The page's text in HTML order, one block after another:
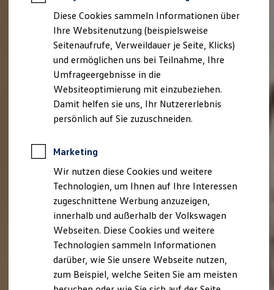
Behörden
Direktkunden
Sonderfahrzeuge
Anpfiff zum Gewinn
Elektromobilität
Elektroautos
ID. Tutorials
Elektrofahrzeugkonzepte
ID. EVERY1
Reichweite
Rekuperation
Laden unterwegs
Laden Zuhause
Ladestationen finden
Ladezeitensimulator
Batterie
Sicherheit
Nachhaltigkeit
Technologie
Kosten und Kauf
Verbrauchskosten
Diese Cookies sammeln Informationen über
Ihre Websitenutzung (beispielsweise
Seitenaufrufe, Verweildauer je Seite, Klicks)
und ermöglichen uns bei Teilnahme, Ihre
Umfrageergebnisse in die
Websiteoptimierung mit einzubeziehen.
Damit helfen sie uns, Ihr Nutzererlebnis
persönlich auf Sie zuzuschneiden.
Marketing
Wir nutzen diese Cookies und weitere
Technologien, um Ihnen auf Ihre Interessen
zugeschnittene Werbung anzuzeigen,
innerhalb und außerhalb der Volkswagen
Webseiten. Diese Cookies und weitere
Technologien sammeln Informationen
darüber, wie Sie unsere Webseite nutzen,
zum Beispiel, welche Seiten Sie am meisten